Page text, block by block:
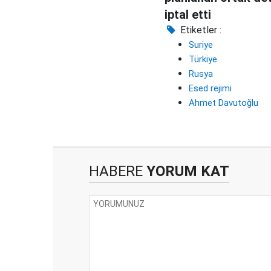
iptal etti
Etiketler :
Suriye
Türkiye
Rusya
Esed rejimi
Ahmet Davutoğlu
HABERE YORUM KAT